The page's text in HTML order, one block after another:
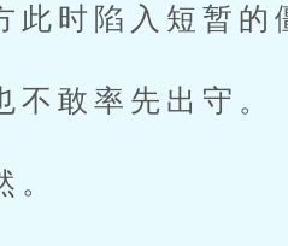
时陷入短暂的
敢率先出守。